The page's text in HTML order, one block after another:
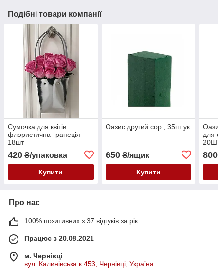
Подібні товари компанії
Сумочка для квітів
флористична трапеція
18шт
420 ₴/упаковка
Купити
Оазис другий сорт, 35штук
650₴/ящик
Купити
для
800
Про нас
100% позитивних з 37 відгуків за рік
Працює з 20.08.2021
м. Чернівці
вул. Калинівська к.453, Чернівці, Україна